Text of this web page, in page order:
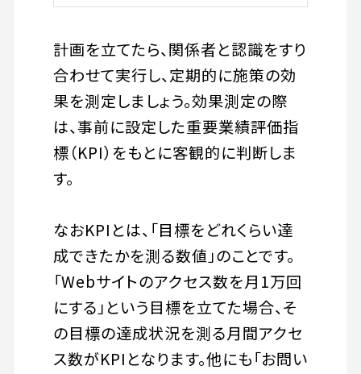
計画を立てたら、関係者と認識をすり
合わせて実行し、定期的に施策の効
果を測定しましょう。効果測定の際
は、事前に設定した重要業績評価指
標（KPI）をもとに客観的に判断しま
す。
なおKPIとは、「目標をどれくらい達
成できたかを測る数値」のことです。
「Webサイトのアクセス数を月1万回
にする」という目標を立てた場合、そ
の目標の達成状況を測る月間アクセ
ス数がKPIとなります。他にも「お問い